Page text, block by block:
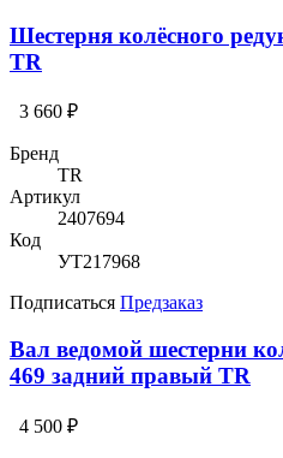
Шестерня колёсного
TR
3 660 ₽
Бренд
TR
Артикул
2407694
Код
УТ217968
Подписаться Предзаказ
Вал ведомой шестерни
469 задний правый TR
4 500 ₽